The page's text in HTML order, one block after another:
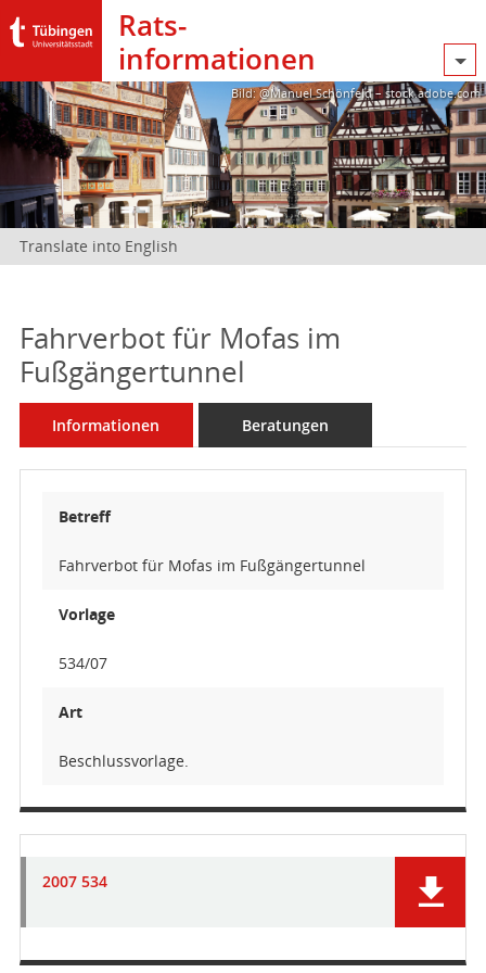
Rats­
informationen
Bild: @Manuel Schönfeld – stock.adobe.com
Translate into English
Fahrverbot für Mofas im
Fußgängertunnel
Informationen Beratungen
Betreff
Fahrverbot für Mofas im Fußgängertunnel
Vorlage
534/07
Art
Beschlussvorlage.
2007 534